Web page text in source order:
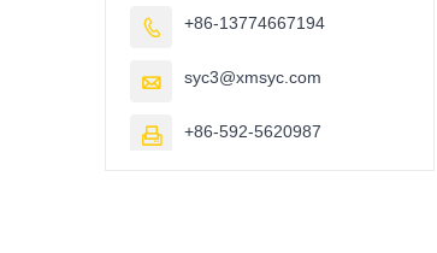
 +86-13774667194
 syc3@xmsyc.com
 +86-592-5620987